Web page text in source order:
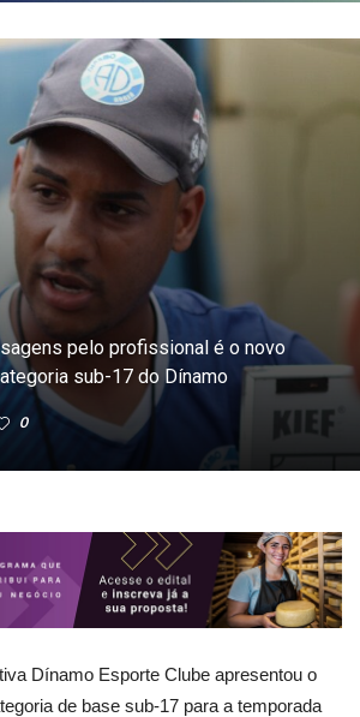
pelo profissional é o novo
sub-17 do Dínamo
0
Dínamo Esporte Clube apresentou o
de base sub-17 para a temporada